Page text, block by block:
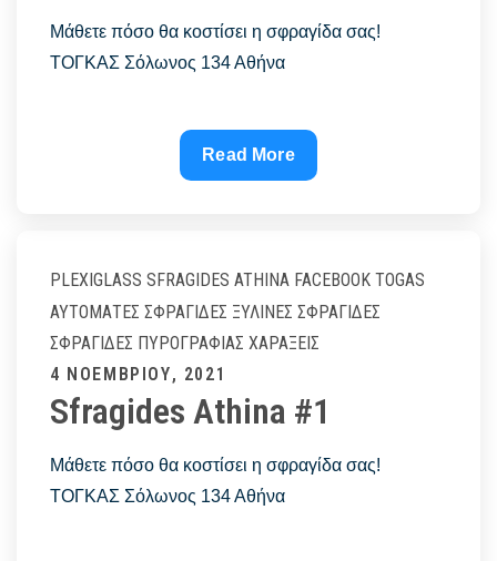
Μάθετε πόσο θα κοστίσει η σφραγίδα σας!
ΤΟΓΚΑΣ Σόλωνος 134 Αθήνα
ΣΦΡΑΓΙΔΕΣ
ONLINE
ΣΦΡΑΓΙΔΕΣ
Athina
#1
Read More
PLEXIGLASS SFRAGIDES ATHINA FACEBOOK TOGAS
ΑΥΤΌΜΑΤΕΣ ΣΦΡΑΓΊΔΕΣ ΞΎΛΙΝΕΣ ΣΦΡΑΓΊΔΕΣ
ΣΦΡΑΓΊΔΕΣ ΠΥΡΟΓΡΑΦΊΑΣ ΧΑΡΆΞΕΙΣ
Posted
on
4 ΝΟΕΜΒΡΊΟΥ, 2021
Sfragides Athina #1
Μάθετε πόσο θα κοστίσει η σφραγίδα σας!
ΤΟΓΚΑΣ Σόλωνος 134 Αθήνα